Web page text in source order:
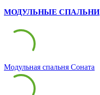
МОДУЛЬНЫЕ СПАЛЬНИ
Модульная спальня Соната